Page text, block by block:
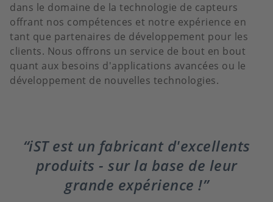
dans le domaine de la technologie de capteurs
offrant nos compétences et notre expérience en
tant que partenaires de développement pour les
clients. Nous offrons un service de bout en bout
quant aux besoins d'applications avancées ou le
développement de nouvelles technologies.
iST est un fabricant d'excellents
produits - sur la base de leur
grande expérience !